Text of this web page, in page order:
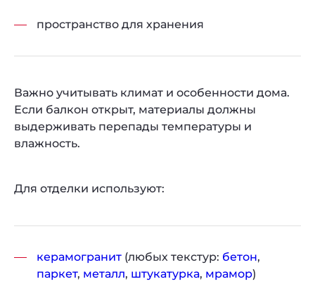
пространство для хранения
Важно учитывать климат и особенности дома.
Если балкон открыт, материалы должны
выдерживать перепады температуры и
влажность.
Для отделки используют:
керамогранит (любых текстур: бетон,
паркет, металл, штукатурка, мрамор)